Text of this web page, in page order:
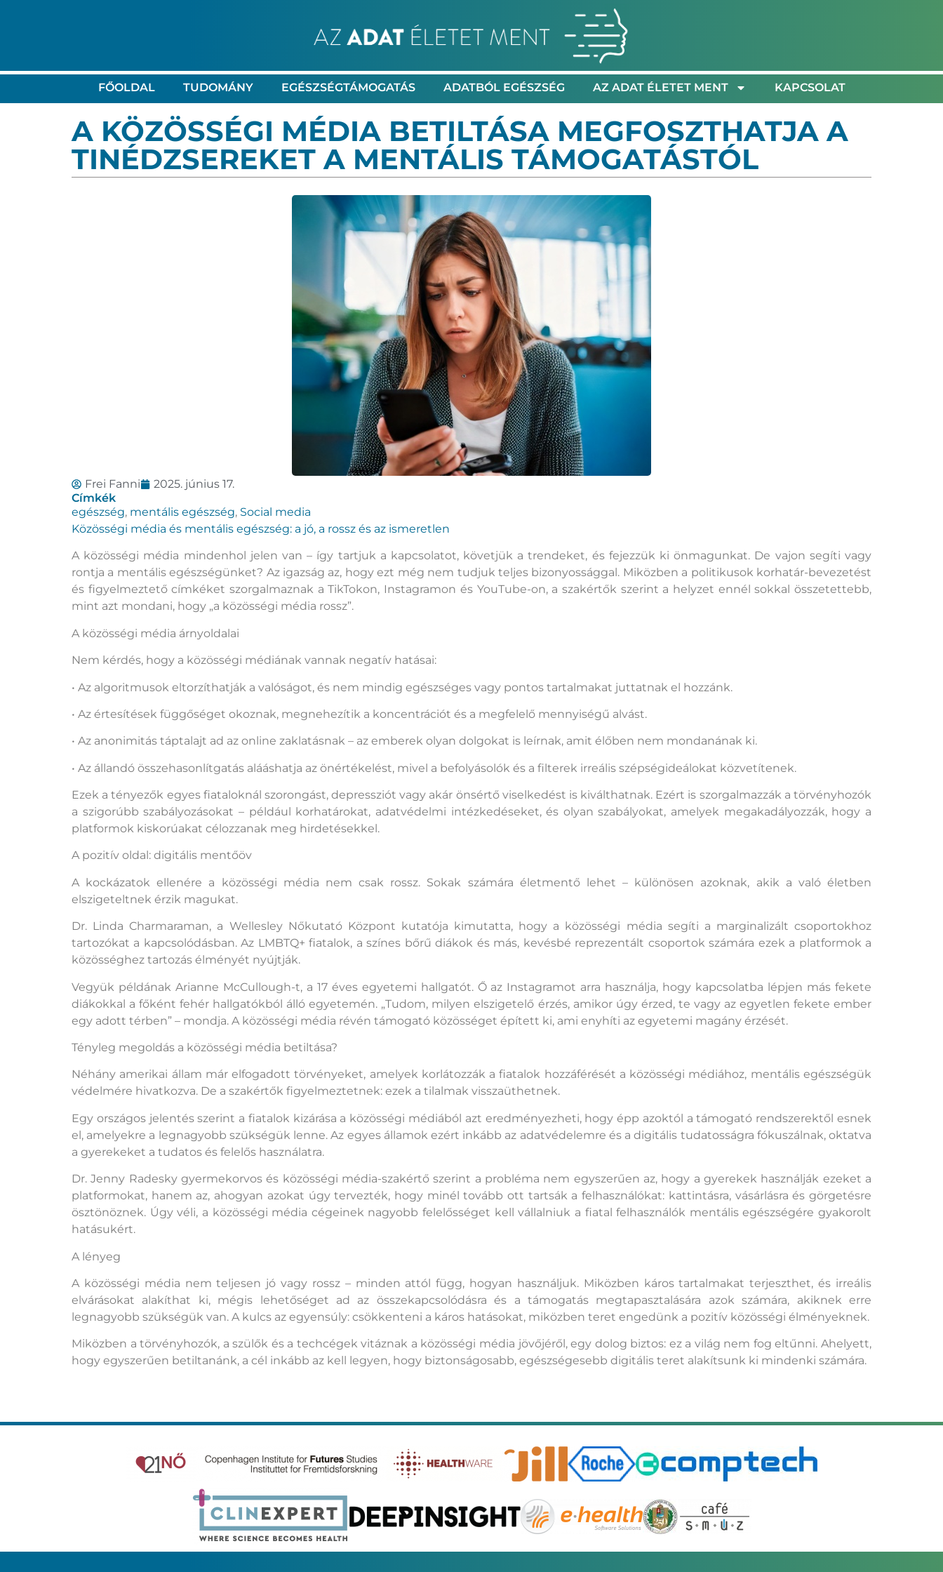
FŐOLDAL TUDOMÁNY EGÉSZSÉGTÁMOGATÁS ADATBÓL EGÉSZSÉG AZ ADAT ÉLETET MENT KAPCSOLAT
A KÖZÖSSÉGI MÉDIA BETILTÁSA MEGFOSZTHATJA A
TINÉDZSEREKET A MENTÁLIS TÁMOGATÁSTÓL
Frei Fanni
2025. június 17.
Címkék
egészség, mentális egészség, Social media
Közösségi média és mentális egészség: a jó, a rossz és az ismeretlen
A közösségi média mindenhol jelen van – így tartjuk a kapcsolatot, követjük a trendeket, és fejezzük ki önmagunkat. De vajon segíti vagy
rontja a mentális egészségünket? Az igazság az, hogy ezt még nem tudjuk teljes bizonyossággal. Miközben a politikusok korhatár-bevezetést
és figyelmeztető címkéket szorgalmaznak a TikTokon, Instagramon és YouTube-on, a szakértők szerint a helyzet ennél sokkal összetettebb,
mint azt mondani, hogy „a közösségi média rossz”.
A közösségi média árnyoldalai
Nem kérdés, hogy a közösségi médiának vannak negatív hatásai:
• Az algoritmusok eltorzíthatják a valóságot, és nem mindig egészséges vagy pontos tartalmakat juttatnak el hozzánk.
• Az értesítések függőséget okoznak, megnehezítik a koncentrációt és a megfelelő mennyiségű alvást.
• Az anonimitás táptalajt ad az online zaklatásnak – az emberek olyan dolgokat is leírnak, amit élőben nem mondanának ki.
• Az állandó összehasonlítgatás alááshatja az önértékelést, mivel a befolyásolók és a filterek irreális szépségideálokat közvetítenek.
Ezek a tényezők egyes fiataloknál szorongást, depressziót vagy akár önsértő viselkedést is kiválthatnak. Ezért is szorgalmazzák a törvényhozók
a szigorúbb szabályozásokat – például korhatárokat, adatvédelmi intézkedéseket, és olyan szabályokat, amelyek megakadályozzák, hogy a
platformok kiskorúakat célozzanak meg hirdetésekkel.
A pozitív oldal: digitális mentőöv
A kockázatok ellenére a közösségi média nem csak rossz. Sokak számára életmentő lehet – különösen azoknak, akik a való életben
elszigeteltnek érzik magukat.
Dr. Linda Charmaraman, a Wellesley Nőkutató Központ kutatója kimutatta, hogy a közösségi média segíti a marginalizált csoportokhoz
tartozókat a kapcsolódásban. Az LMBTQ+ fiatalok, a színes bőrű diákok és más, kevésbé reprezentált csoportok számára ezek a platformok a
közösséghez tartozás élményét nyújtják.
Vegyük példának Arianne McCullough-t, a 17 éves egyetemi hallgatót. Ő az Instagramot arra használja, hogy kapcsolatba lépjen más fekete
diákokkal a főként fehér hallgatókból álló egyetemén. „Tudom, milyen elszigetelő érzés, amikor úgy érzed, te vagy az egyetlen fekete ember
egy adott térben” – mondja. A közösségi média révén támogató közösséget épített ki, ami enyhíti az egyetemi magány érzését.
Tényleg megoldás a közösségi média betiltása?
Néhány amerikai állam már elfogadott törvényeket, amelyek korlátozzák a fiatalok hozzáférését a közösségi médiához, mentális egészségük
védelmére hivatkozva. De a szakértők figyelmeztetnek: ezek a tilalmak visszaüthetnek.
Egy országos jelentés szerint a fiatalok kizárása a közösségi médiából azt eredményezheti, hogy épp azoktól a támogató rendszerektől esnek
el, amelyekre a legnagyobb szükségük lenne. Az egyes államok ezért inkább az adatvédelemre és a digitális tudatosságra fókuszálnak, oktatva
a gyerekeket a tudatos és felelős használatra.
Dr. Jenny Radesky gyermekorvos és közösségi média-szakértő szerint a probléma nem egyszerűen az, hogy a gyerekek használják ezeket a
platformokat, hanem az, ahogyan azokat úgy tervezték, hogy minél tovább ott tartsák a felhasználókat: kattintásra, vásárlásra és görgetésre
ösztönöznek. Úgy véli, a közösségi média cégeinek nagyobb felelősséget kell vállalniuk a fiatal felhasználók mentális egészségére gyakorolt
hatásukért.
A lényeg
A közösségi média nem teljesen jó vagy rossz – minden attól függ, hogyan használjuk. Miközben káros tartalmakat terjeszthet, és irreális
elvárásokat alakíthat ki, mégis lehetőséget ad az összekapcsolódásra és a támogatás megtapasztalására azok számára, akiknek erre
legnagyobb szükségük van. A kulcs az egyensúly: csökkenteni a káros hatásokat, miközben teret engedünk a pozitív közösségi élményeknek.
Miközben a törvényhozók, a szülők és a techcégek vitáznak a közösségi média jövőjéről, egy dolog biztos: ez a világ nem fog eltűnni. Ahelyett,
hogy egyszerűen betiltanánk, a cél inkább az kell legyen, hogy biztonságosabb, egészségesebb digitális teret alakítsunk ki mindenki számára.